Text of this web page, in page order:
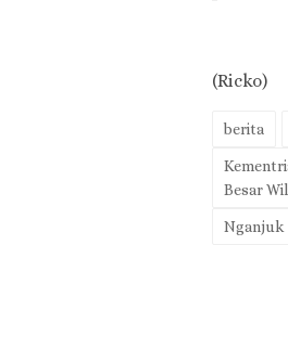
(Ricko)
berita
Besar
Nganjuk